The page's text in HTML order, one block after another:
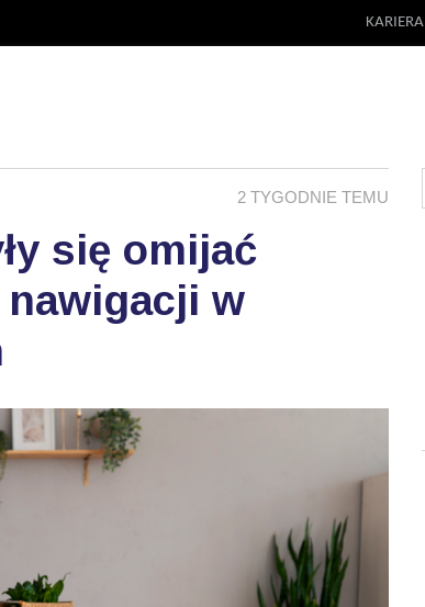
KARIERA
2 TYGODNIE TEMU
się omijać
w